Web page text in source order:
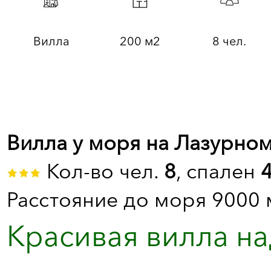
Вилла 200 м2 8 чел.
Вилла у моря на
Кол-во чел. 8, спален
Расстояние до моря 9000
Красивая вилла